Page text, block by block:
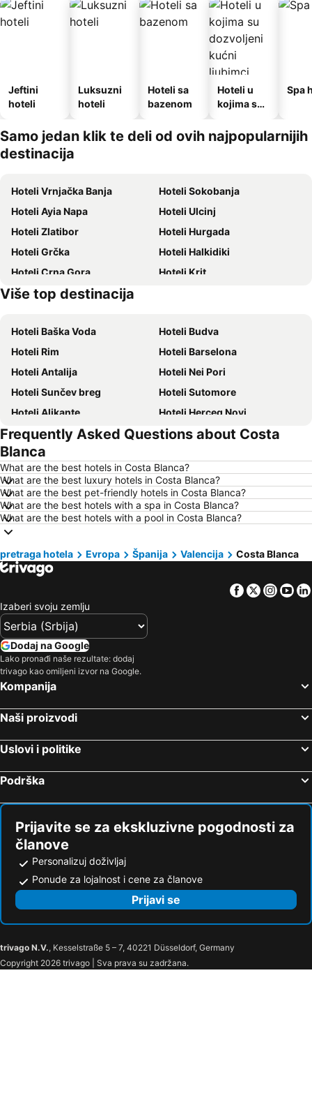
Jeftini
hoteli
Luksuzni
hoteli
Hoteli sa
bazenom
Hoteli u
kojima su
kućni
ljubimci
Spa
Samo jedan klik te deli od ovih najpopularnijih
destinacija
Hoteli Vrnjačka Banja
Hoteli Sokobanja
Hoteli Ayia Napa
Hoteli Ulcinj
Hoteli Zlatibor
Hoteli Hurgada
Hoteli Grčka
Hoteli Halkidiki
Hoteli Crna Gora
Hoteli Krit
Hoteli Majorka
Više top destinacija
Hoteli Baška Voda
Hoteli Budva
Hoteli Rim
Hoteli Barselona
Hoteli Antalija
Hoteli Nei Pori
Hoteli Sunčev breg
Hoteli Sutomore
Hoteli Alikante
Hoteli Herceg Novi
Hoteli Bečići
Hoteli Algero
Hoteli Petrovac
Hoteli Ohrid
Hoteli Ljoret de Mar
Hoteli Atina
Hoteli Solun
Hoteli Nica
Hoteli Sitonia
Hoteli Hrvatsko primorje
Hoteli Malta
Hoteli Santorini
Hoteli Kipar
Hoteli Hrvatska Istra
Hoteli Italija
Hoteli Španija
Hoteli Čios
Hoteli Turska
Hoteli Zadarska županija
Frequently Asked Questions about Costa
Blanca
What are the best hotels in Costa Blanca?
What are the best luxury hotels in Costa Blanca?
What are the best pet-friendly hotels in Costa Blanca?
What are the best hotels with a spa in Costa Blanca?
What are the best hotels with a pool in Costa Blanca?
pretraga hotela Evropa Španija Valencija Costa Blanca
Facebook
Twitter
Izaberi svoju zemlju
Dodaj na Google
Lako pronađi naše rezultate: dodaj
trivago kao omiljeni izvor na Google.
Kompanija
Naši proizvodi
Uslovi i politike
Podrška
Prijavite se za ekskluzivne pogodnosti za
članove
Personalizuj doživljaj
Ponude za lojalnost i cene za članove
Prijavi se
trivago N.V., Kesselstraße 5 – 7, 40221 Düsseldorf, Germany
Copyright 2026 trivago | Sva prava su zadržana.